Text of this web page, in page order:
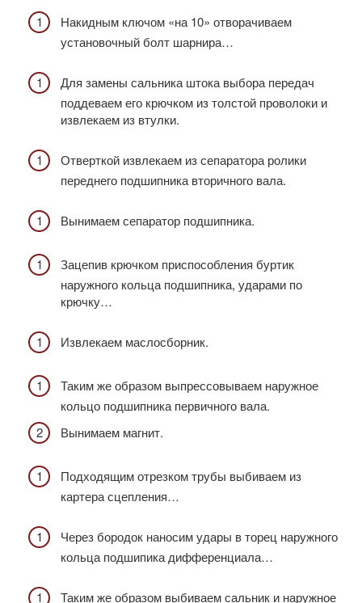
Накидным ключом «на 10» отворачиваем
установочный болт шарнира…
Для замены сальника штока выбора передач
поддеваем его крючком из толстой проволоки и
извлекаем из втулки.
Отверткой извлекаем из сепаратора ролики
переднего подшипника вторичного вала.
Вынимаем сепаратор подшипника.
Зацепив крючком приспособления буртик
наружного кольца подшипника, ударами по
крючку…
Извлекаем маслосборник.
Таким же образом выпрессовываем наружное
кольцо подшипника первичного вала.
Вынимаем магнит.
Подходящим отрезком трубы выбиваем из
картера сцепления…
Через бородок наносим удары в торец наружного
кольца подшипика дифференциала…
Таким же образом выбиваем сальник и наружное